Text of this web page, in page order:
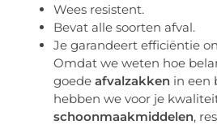
Wees resistent.
Bevat alle soorten afval.
Je garandeert efficiëntie
Omdat we weten hoe
goede afvalzakken in een
hebben we voor je
schoonmaakmiddelen,